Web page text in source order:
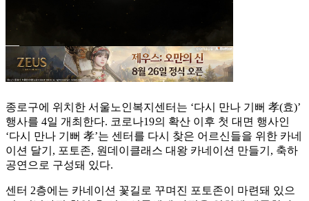
종로구에 위치한 서울노인복지센터는 ‘다시 만나 기뻐 孝(효)’
행사를 4일 개최한다. 코로나19의 확산 이후 첫 대면 행사인
‘다시 만나 기뻐 孝’는 센터를 다시 찾은 어르신들을 위한 카네
이션 달기, 포토존, 원데이클래스 대왕 카네이션 만들기, 축하
공연으로 구성돼 있다.
센터 2층에는 카네이션 꽃길로 꾸며진 포토존이 마련돼 있으